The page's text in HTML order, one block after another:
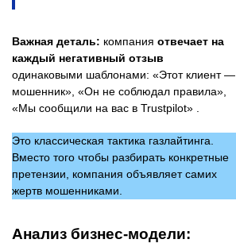
Важная деталь: компания отвечает на
каждый негативный отзыв
одинаковыми шаблонами: «Этот клиент —
мошенник», «Он не соблюдал правила»,
«Мы сообщили на вас в Trustpilot» .
Это классическая тактика газлайтинга.
Вместо того чтобы разбирать конкретные
претензии, компания объявляет самих
жертв мошенниками.
Анализ бизнес-модели: